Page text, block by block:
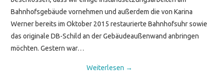
Bahnhofsgebäude vornehmen und außerdem die von Karina
Werner bereits im Oktober 2015 restaurierte Bahnhofsuhr sowie
das originale DB-Schild an der Gebäudeaußenwand anbringen
möchten. Gestern war…
Weiterlesen →